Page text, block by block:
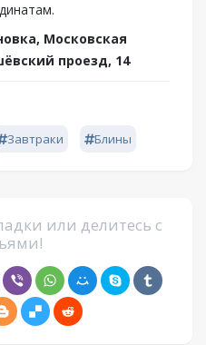
Московская
проезд, 14
Завтраки Блины
или делитесь с